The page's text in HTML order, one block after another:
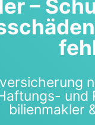
–
bi­li­en­mak­ler